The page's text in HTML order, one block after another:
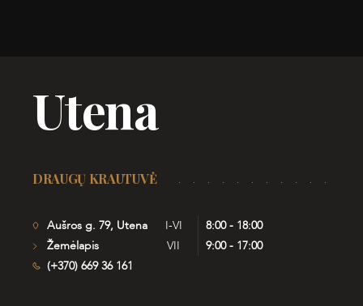
Utena
DRAUGŲ KRAUTUVĖ
Aušros g. 79, Utena
Žemėlapis
(+370) 669 36 161
I-VI
8:00 - 18:00
VII
9:00 - 17:00